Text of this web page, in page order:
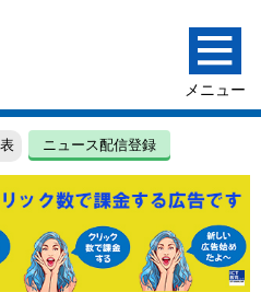
ニュース配信登録